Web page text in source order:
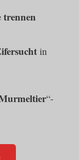
trennen
in
“-